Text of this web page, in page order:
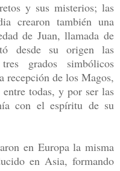
y sus misterios; las
crearon también una
de Juan, llamada de
desde su origen las
grados simbólicos
recepción de los Magos,
todas, y por ser las
con el espíritu de su
en Europa la misma
en Asia, formando